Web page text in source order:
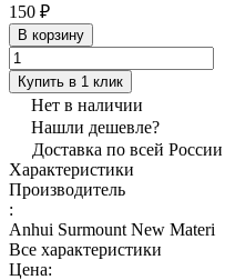
150 ₽
В корзину
Купить в 1 клик
Нет в наличии
Нашли дешевле?
Доставка по всей России
Характеристики
Производитель
:
Anhui Surmount New Materi
Все характеристики
Цена: